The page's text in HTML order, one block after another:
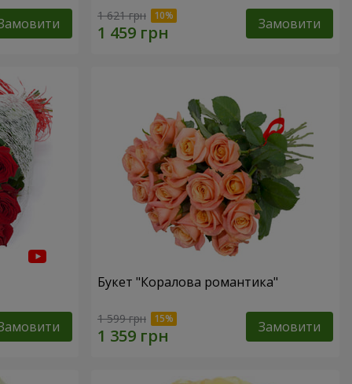
1 621 грн Замовити
Букет "Коралова романтика"
1 599 грн Замовити